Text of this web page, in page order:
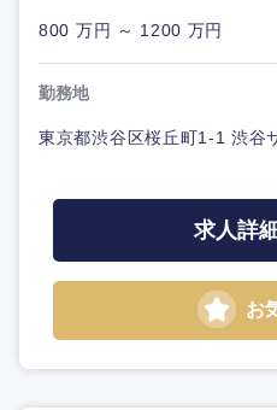
800 万円 ～ 1200 万円
勤務地
東京都渋谷区桜丘町1-1 渋谷
求人詳
お